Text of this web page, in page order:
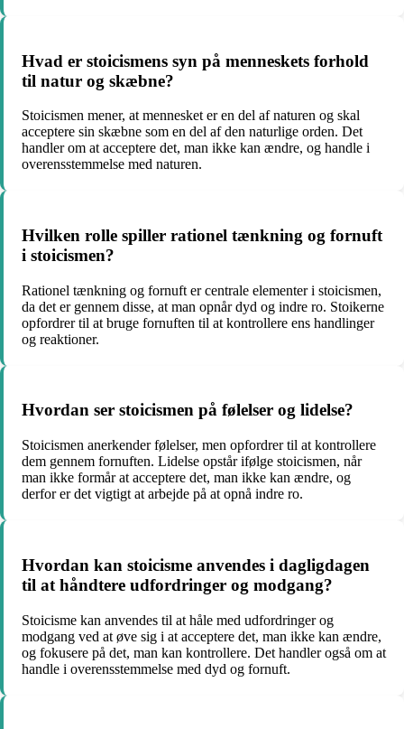
Hvad er stoicismens syn på menneskets forhold
til natur og skæbne?
Stoicismen mener, at mennesket er en del af naturen og skal
acceptere sin skæbne som en del af den naturlige orden. Det
handler om at acceptere det, man ikke kan ændre, og handle i
overensstemmelse med naturen.
Hvilken rolle spiller rationel tænkning og fornuft
i stoicismen?
Rationel tænkning og fornuft er centrale elementer i stoicismen,
da det er gennem disse, at man opnår dyd og indre ro. Stoikerne
opfordrer til at bruge fornuften til at kontrollere ens handlinger
og reaktioner.
Hvordan ser stoicismen på følelser og lidelse?
Stoicismen anerkender følelser, men opfordrer til at kontrollere
dem gennem fornuften. Lidelse opstår ifølge stoicismen, når
man ikke formår at acceptere det, man ikke kan ændre, og
derfor er det vigtigt at arbejde på at opnå indre ro.
Hvordan kan stoicisme anvendes i dagligdagen
til at håndtere udfordringer og modgang?
Stoicisme kan anvendes til at håle med udfordringer og
modgang ved at øve sig i at acceptere det, man ikke kan ændre,
og fokusere på det, man kan kontrollere. Det handler også om at
handle i overensstemmelse med dyd og fornuft.